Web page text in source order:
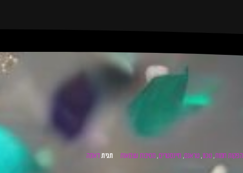
הפקות חמות,טכנו,טראנס, מיינסטרים,מסיבות עצמאות תגית דאמה